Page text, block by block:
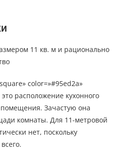
color=»#95ed2a»
расположение кухонного
помещения. Зачастую она
комнаты. Для 11-метровой
нет, поскольку